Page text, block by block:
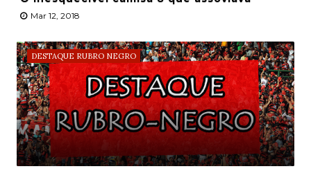
Mar 12, 2018
DESTAQUE RUBRO NEGRO